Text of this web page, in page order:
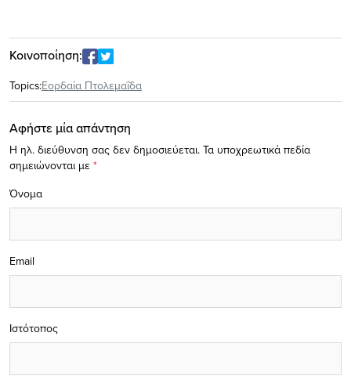
Κοινοποίηση:
Topics:Εορδαία Πτολεμαΐδα
Αφήστε μία απάντηση
Η ηλ. διεύθυνση σας δεν δημοσιεύεται. Τα υποχρεωτικά πεδία
σημειώνονται με *
Όνομα
Email
Ιστότοπος